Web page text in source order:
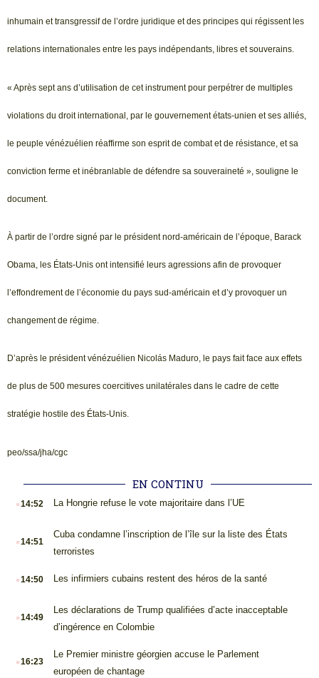
inhumain et transgressif de l’ordre juridique et des principes qui régissent les
relations internationales entre les pays indépendants, libres et souverains.
« Après sept ans d’utilisation de cet instrument pour perpétrer de multiples
violations du droit international, par le gouvernement états-unien et ses alliés,
le peuple vénézuélien réaffirme son esprit de combat et de résistance, et sa
conviction ferme et inébranlable de défendre sa souveraineté », souligne le
document.
À partir de l’ordre signé par le président nord-américain de l’époque, Barack
Obama, les États-Unis ont intensifié leurs agressions afin de provoquer
l’effondrement de l’économie du pays sud-américain et d’y provoquer un
changement de régime.
D’après le président vénézuélien Nicolás Maduro, le pays fait face aux effets
de plus de 500 mesures coercitives unilatérales dans le cadre de cette
stratégie hostile des États-Unis.
peo/ssa/jha/cgc
EN CONTINU
.14:52 La Hongrie refuse le vote majoritaire dans l’UE
.14:51
Cuba condamne l’inscription de l’île sur la liste des États
terroristes
.14:50 Les infirmiers cubains restent des héros de la santé
.14:49
Les déclarations de Trump qualifiées d’acte inacceptable
d’ingérence en Colombie
.16:23
Le Premier ministre géorgien accuse le Parlement
européen de chantage